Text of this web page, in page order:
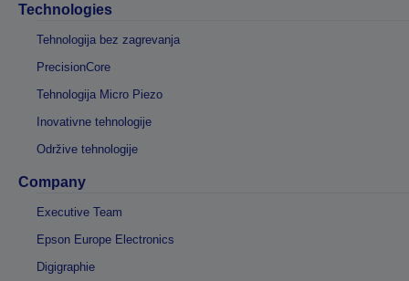
Technologies
Tehnologija bez zagrevanja
PrecisionCore
Tehnologija Micro Piezo
Inovativne tehnologije
Održive tehnologije
Company
Executive Team
Epson Europe Electronics
Digigraphie